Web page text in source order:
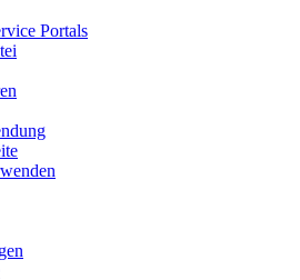
Portals